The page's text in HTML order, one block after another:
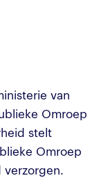
van
Omroep
stelt
Omroep
verzorgen.